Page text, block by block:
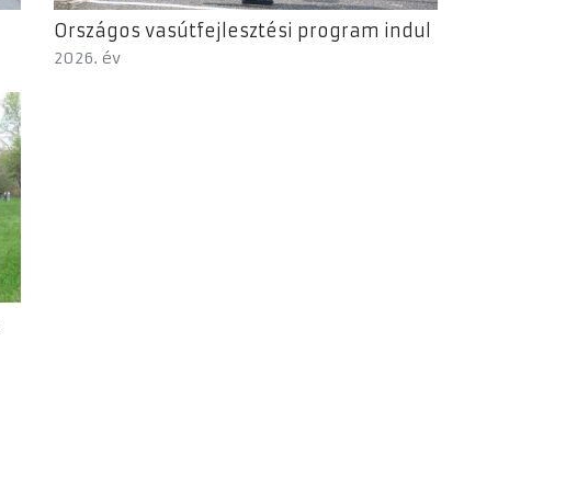
Országos vasútfejlesztési program indul
2026. év